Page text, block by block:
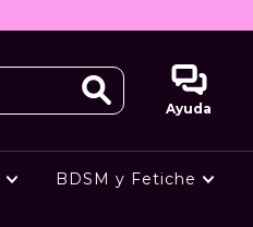
Ayuda
BDSM y Fetiche